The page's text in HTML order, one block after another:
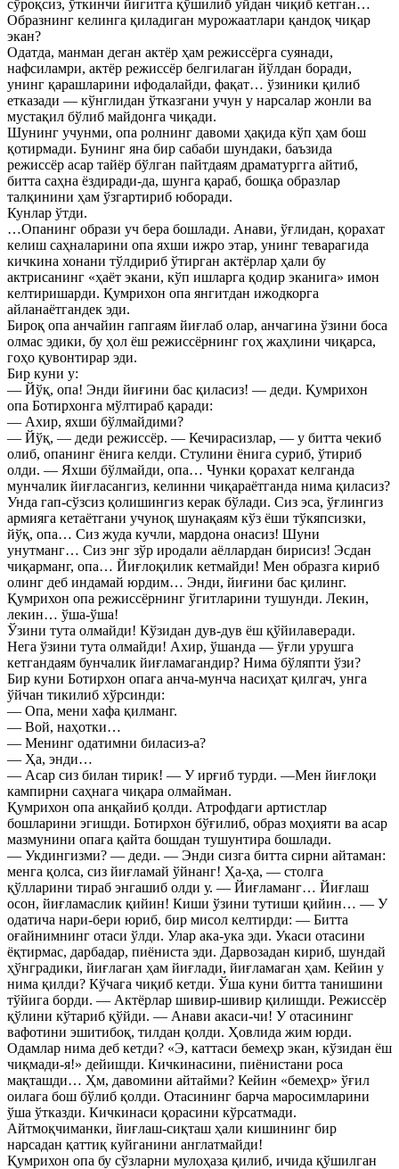
сўроқсиз, ўткинчи йигитга қўшилиб уйдан чиқиб кетган…
Образнинг келинга қиладиган мурожаатлари қандоқ чиқар
экан?
Одатда, манман деган актёр ҳам режиссёрга суянади,
нафсиламри, актёр режиссёр белгилаган йўлдан боради,
унинг қарашларини ифодалайди, фақат… ўзиники қилиб
етказади — кўнглидан ўтказгани учун у нарсалар жонли ва
мустақил бўлиб майдонга чиқади.
Шунинг учунми, опа ролнинг давоми ҳақида кўп ҳам бош
қотирмади. Бунинг яна бир сабаби шундаки, баъзида
режиссёр асар тайёр бўлган пайтдаям драматургга айтиб,
битта саҳна ёздиради-да, шунга қараб, бошқа образлар
талқинини ҳам ўзгартириб юборади.
Кунлар ўтди.
…Опанинг образи уч бера бошлади. Анави, ўғлидан, қорахат
келиш саҳналарини опа яхши ижро этар, унинг теварагида
кичкина хонани тўлдириб ўтирган актёрлар ҳали бу
актрисанинг «ҳаёт экани, кўп ишларга қодир эканига» имон
келтиришарди. Қумрихон опа янгитдан ижодкорга
айланаётгандек эди.
Бироқ опа анчайин гапгаям йиғлаб олар, анчагина ўзини боса
олмас эдики, бу ҳол ёш режиссёрнинг гоҳ жаҳлини чиқарса,
гоҳо қувонтирар эди.
Бир куни у:
— Йўқ, опа! Энди йиғини бас қиласиз! — деди. Қумрихон
опа Ботирхонга мўлтираб қаради:
— Ахир, яхши бўлмайдими?
— Йўқ, — деди режиссёр. — Кечирасизлар, — у битта чекиб
олиб, опанинг ёнига келди. Стулини ёнига суриб, ўтириб
олди. — Яхши бўлмайди, опа… Чунки қорахат келганда
мунчалик йиғласангиз, келинни чиқараётганда нима қиласиз?
Унда гап-сўзсиз қолишингиз керак бўлади. Сиз эса, ўғлингиз
армияга кетаётгани учуноқ шунақаям кўз ёши тўкяпсизки,
йўқ, опа… Сиз жуда кучли, мардона онасиз! Шуни
унутманг… Сиз энг зўр иродали аёллардан бирисиз! Эсдан
чиқарманг, опа… Йиғлоқилик кетмайди! Мен образга кириб
олинг деб индамай юрдим… Энди, йиғини бас қилинг.
Қумрихон опа режиссёрнинг ўгитларини тушунди. Лекин,
лекин… ўша-ўша!
Ўзини тута олмайди! Кўзидан дув-дув ёш қўйилаверади.
Нега ўзини тута олмайди! Ахир, ўшанда — ўғли урушга
кетгандаям бунчалик йиғламагандир? Нима бўляпти ўзи?
Бир куни Ботирхон опага анча-мунча насиҳат қилгач, унга
ўйчан тикилиб хўрсинди:
— Опа, мени хафа қилманг.
— Вой, наҳотки…
— Менинг одатимни биласиз-а?
— Ҳа, энди…
— Асар сиз билан тирик! — У ирғиб турди. —Мен йиғлоқи
кампирни саҳнага чиқара олмайман.
Қумрихон опа анқайиб қолди. Атрофдаги артистлар
бошларини эгишди. Ботирхон бўғилиб, образ моҳияти ва асар
мазмунини опага қайта бошдан тушунтира бошлади.
— Укдингизми? — деди. — Энди сизга битта сирни айтаман:
менга қолса, сиз йиғламай ўйнанг! Ҳа-ҳа, — столга
қўлларини тираб энгашиб олди у. — Йиғламанг… Йиғлаш
осон, йиғламаслик қийин! Киши ўзини тутиши қийин… — У
одатича нари-бери юриб, бир мисол келтирди: — Битта
оғайнимнинг отаси ўлди. Улар ака-ука эди. Укаси отасини
ёқтирмас, дарбадар, пиёниста эди. Дарвозадан кириб, шундай
ҳўнградики, йиғлаган ҳам йиғлади, йиғламаган ҳам. Кейин у
нима қилди? Кўчага чиқиб кетди. Ўша куни битта танишини
тўйига борди. — Актёрлар шивир-шивир қилишди. Режиссёр
қўлини кўтариб қўйди. — Анави акаси-чи! У отасининг
вафотини эшитибоқ, тилдан қолди. Ҳовлида жим юрди.
Одамлар нима деб кетди? «Э, каттаси бемеҳр экан, кўзидан ёш
чиқмади-я!» дейишди. Кичкинасини, пиёнистани роса
мақташди… Ҳм, давомини айтайми? Кейин «бемеҳр» ўғил
оилага бош бўлиб қолди. Отасининг барча маросимларини
ўша ўтказди. Кичкинаси қорасини кўрсатмади.
Айтмоқчиманки, йиғлаш-сиқташ ҳали кишининг бир
нарсадан қаттиқ куйганини англатмайди!
Қумрихон опа бу сўзларни мулоҳаза қилиб, ичида қўшилган